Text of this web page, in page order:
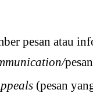
pesan atau
(pesan